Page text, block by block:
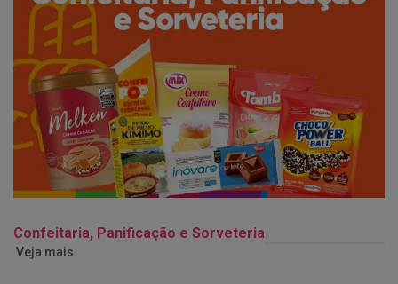
Confeitaria, Panificação e Sorveteria
Veja mais